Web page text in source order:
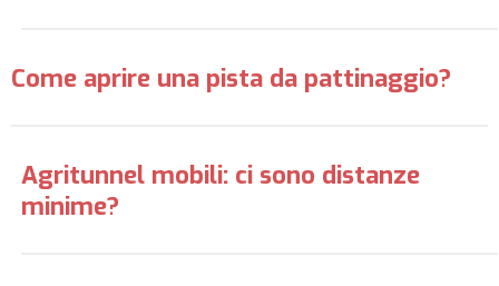
Come aprire una pista da pattinaggio?
Agritunnel mobili: ci sono distanze
minime?